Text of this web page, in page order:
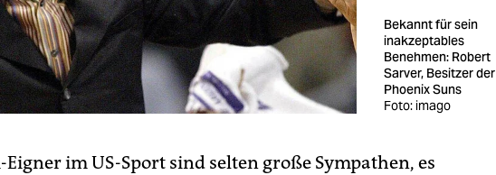
Bekannt für sein
inakzeptables
Benehmen: Robert
Sarver, Besitzer der
Phoenix Suns
Foto: imago
Eigner im US-Sport sind selten große Sympathen, es